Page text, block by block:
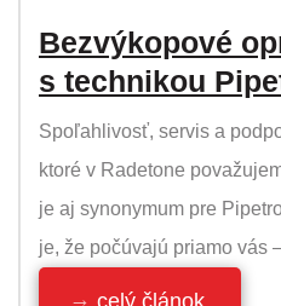
Bezvýkopové
s technikou
Spoľahlivosť, servis a
ktoré v Radetone
je aj synonymum pre
je, že počúvajú priamo vás
celý článok